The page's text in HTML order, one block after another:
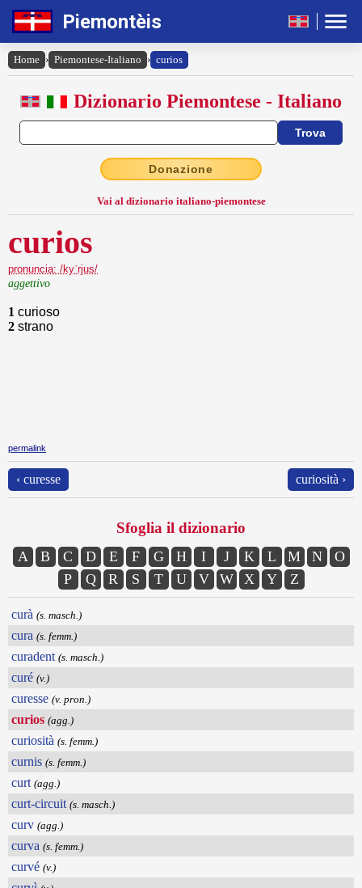
Piemontèis
Home › Piemontese-Italiano › curios
Dizionario Piemontese - Italiano
Donazione
Vai al dizionario italiano-piemontese
curios
pronuncia: /kyˈrjus/
aggettivo
1 curioso
2 strano
permalink
‹ curesse curiosità ›
Sfoglia il dizionario
A B C D E F G H I J K L M N
O
P
Q R S T U V W X Y Z
curà (s. masch.)
cura (s. femm.)
curadent (s. masch.)
curé (v.)
curesse (v. pron.)
curios (agg.)
curiosità (s. femm.)
curnis (s. femm.)
curt (agg.)
curt-circuit (s. masch.)
curv (agg.)
curva (s. femm.)
curvé (v.)